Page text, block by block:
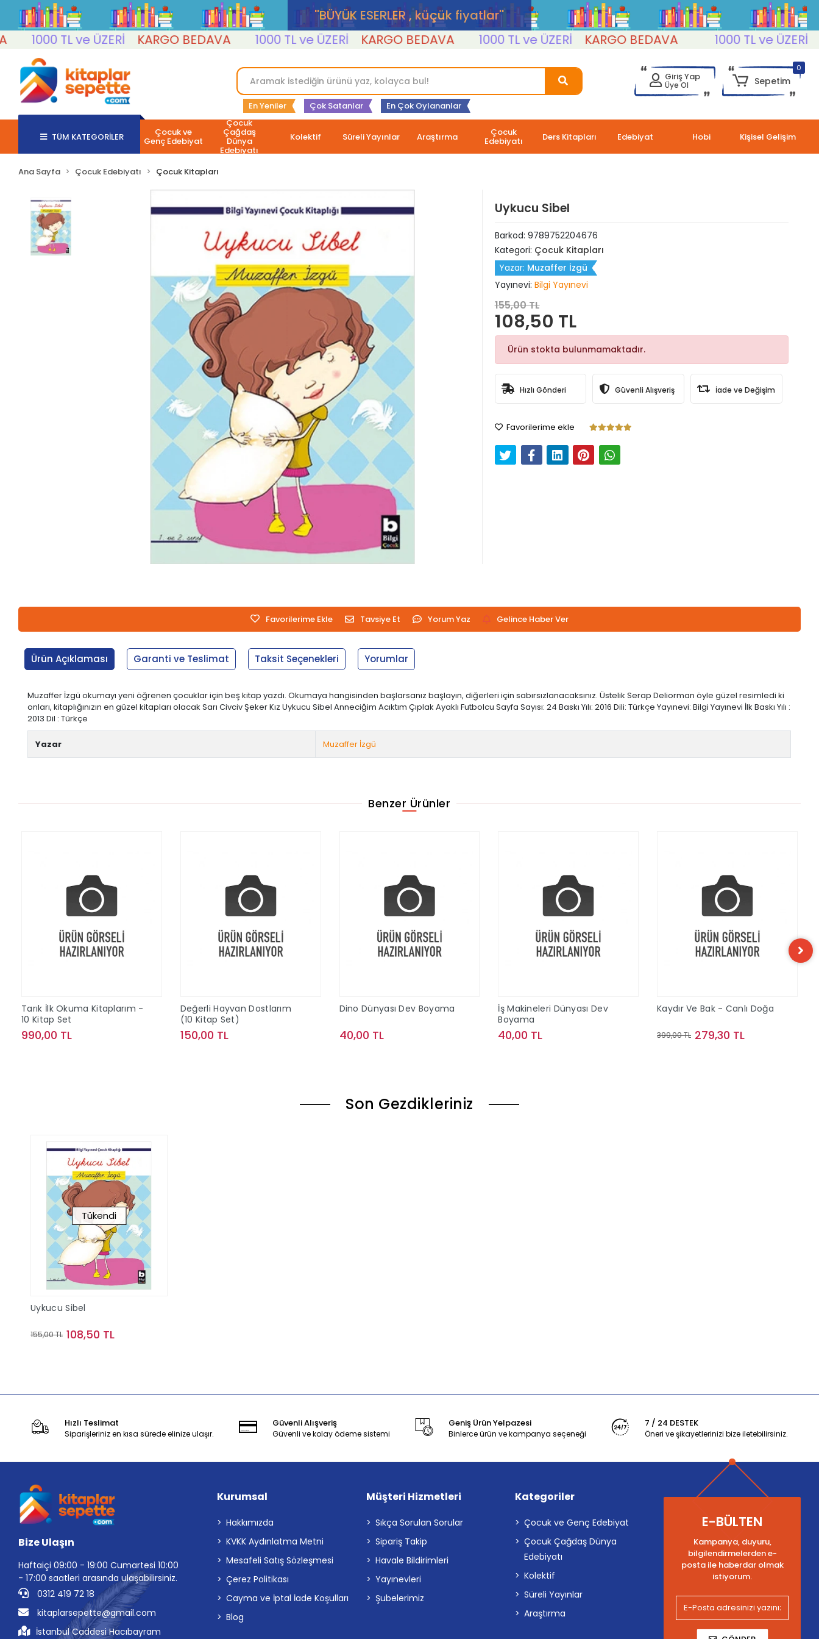
''BÜYÜK ESERLER , küçük fiyatlar''
1000 TL ve ÜZERİ
KARGO BEDAVA 1000 TL ve ÜZERİ KARGO BEDAVA 1000 TL ve ÜZERİ KARGO BEDAVA 1000 TL ve ÜZERİ
En Yeniler Çok Satanlar En Çok Oylananlar
Giriş Yap
Üye Ol
0
Sepetim
TÜM KATEGORİLER Çocuk ve
Genç Edebiyat
Çocuk
Çağdaş
Dünya
Edebiyatı
Kolektif Süreli Yayınlar Araştırma Çocuk
Edebiyatı Ders Kitapları Edebiyat Hobi Kişisel Gelişim
Ana Sayfa Çocuk Edebiyatı Çocuk Kitapları
Uykucu Sibel
Barkod: 9789752204676
Kategori: Çocuk Kitapları
Yazar: Muzaffer İzgü
Yayınevi: Bilgi Yayınevi
155,00 TL
108,50 TL
Ürün stokta bulunmamaktadır.
Hızlı Gönderi Güvenli Alışveriş İade ve Değişim
Favorilerime ekle
Favorilerime Ekle Tavsiye Et Yorum Yaz Gelince Haber Ver
Ürün Açıklaması Garanti ve Teslimat Taksit Seçenekleri Yorumlar
Muzaffer İzgü okumayı yeni öğrenen çocuklar için beş kitap yazdı. Okumaya hangisinden başlarsanız başlayın, diğerleri için sabırsızlanacaksınız. Üstelik Serap Deliorman öyle güzel resimledi ki
onları, kitaplığınızın en güzel kitapları olacak Sarı Civciv Şeker Kız Uykucu Sibel Anneciğim Acıktım Çıplak Ayaklı Futbolcu Sayfa Sayısı: 24 Baskı Yılı: 2016 Dili: Türkçe Yayınevi: Bilgi Yayınevi İlk Baskı Yılı :
2013 Dil : Türkçe
Yazar Muzaffer İzgü
Benzer Ürünler
Tarık İlk Okuma Kitaplarım -
10 Kitap Set
990,00 TL
Değerli Hayvan Dostlarım
(10 Kitap Set)
150,00 TL
Dino Dünyası Dev Boyama
40,00 TL
İş Makineleri Dünyası Dev
Boyama
40,00 TL
Kaydır Ve Bak - Canlı Doğa
399,00 TL 279,30 TL
Son Gezdikleriniz
Tükendi
Uykucu Sibel
155,00 TL 108,50 TL
Hızlı Teslimat
Siparişleriniz en kısa sürede elinize ulaşır.
Güvenli Alışveriş
Güvenli ve kolay ödeme sistemi
Geniş Ürün Yelpazesi
Binlerce ürün ve kampanya seçeneği
7 / 24 DESTEK
Öneri ve şikayetlerinizi bize iletebilirsiniz.
Bize Ulaşın
Haftaiçi 09:00 - 19:00 Cumartesi 10:00
- 17:00 saatleri arasında ulaşabilirsiniz.
0312 419 72 18
kitaplarsepette@gmail.com
İstanbul Caddesi Hacıbayram
Kurumsal
Hakkımızda
KVKK Aydınlatma Metni
Mesafeli Satış Sözleşmesi
Çerez Politikası
Cayma ve İptal İade Koşulları
Blog
Müşteri Hizmetleri
Sıkça Sorulan Sorular
Sipariş Takip
Havale Bildirimleri
Yayınevleri
Şubelerimiz
Kategoriler
Çocuk ve Genç Edebiyat
Çocuk Çağdaş Dünya
Edebiyatı
Kolektif
Süreli Yayınlar
Araştırma
E-BÜLTEN
Kampanya, duyuru,
bilgilendirmelerden e-
posta ile haberdar olmak
istiyorum.